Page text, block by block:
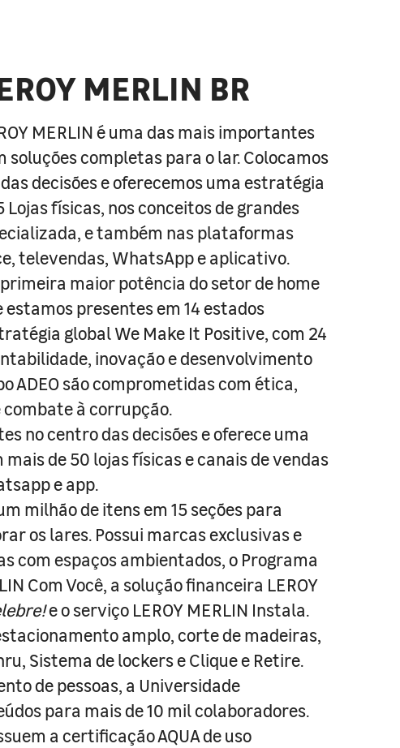
MERLIN BR
MERLIN é uma das mais importantes
soluções completas para o lar. Colocamos
decisões e oferecemos uma estratégia
físicas, nos conceitos de grandes
e também nas plataformas
televendas, WhatsApp e aplicativo.
maior potência do setor de home
presentes em 14 estados
global We Make It Positive, com 24
inovação e desenvolvimento
ADEO são comprometidas com ética,
à corrupção.
no centro das decisões e oferece uma
de 50 lojas físicas e canais de vendas
e app.
milhão de itens em 15 seções para
os lares. Possui marcas exclusivas e
com espaços ambientados, o Programa
Com Você, a solução financeira LEROY
e o serviço LEROY MERLIN Instala.
amplo, corte de madeiras,
Sistema de lockers e Clique e Retire.
de pessoas, a Universidade
para mais de 10 mil colaboradores.
a certificação AQUA de uso